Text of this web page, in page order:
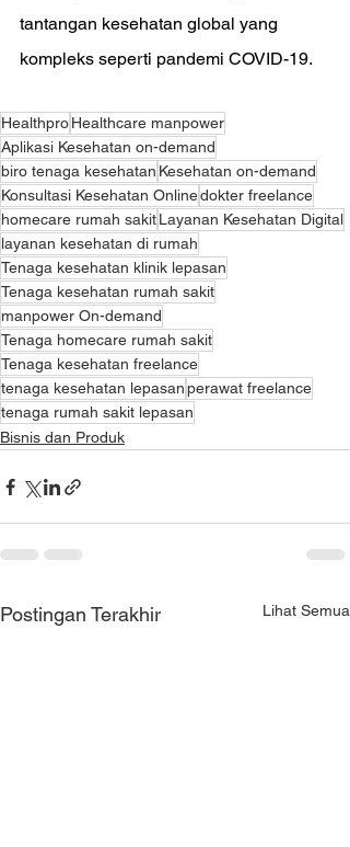
tantangan kesehatan global yang
kompleks seperti pandemi COVID-19.
HealthproHealthcare manpower
Aplikasi Kesehatan on-demand
biro tenaga kesehatan Kesehatan on-demand
Konsultasi Kesehatan Onlinedokter freelance
homecare rumah sakitLayanan Kesehatan Digital
layanan kesehatan di rumah
Tenaga kesehatan klinik lepasan
Tenaga kesehatan rumah sakit
manpower On-demand
Tenaga homecare rumah sakit
Tenaga kesehatan freelance
tenaga kesehatan lepasanperawat freelance
tenaga rumah sakit lepasan
Bisnis dan Produk
Postingan Terakhir Lihat Semua